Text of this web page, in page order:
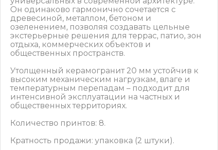
Он одинаково гармонично сочетается с
древесиной, металлом, бетоном и
озеленением, позволяя создавать цельные
экстерьерные решения для террас, патио, зон
отдыха, коммерческих объектов и
общественных пространств.
Утолщенный керамогранит 20 мм устойчив к
высоким механическим нагрузкам, влаге и
температурным перепадам – подходит для
интенсивной эксплуатации на частных и
общественных территориях.
Количество принтов: 8.
Кратность продажи: упаковка (2 штуки).